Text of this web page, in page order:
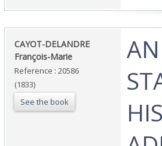
‎CAYOT-DELANDRE
François-Marie ‎
Reference : 20586
(1833)
See the book